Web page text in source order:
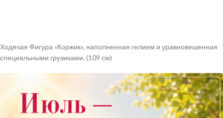
Ходячая Фигура «Коржик», наполненная гелием и уравновешенная
специальными грузиками. (109 см)